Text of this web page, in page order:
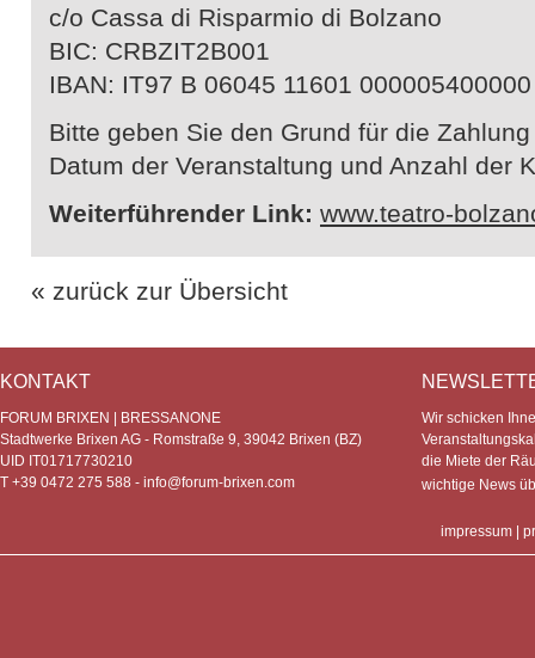
c/o Cassa di Risparmio di Bolzano
BIC: CRBZIT2B001
IBAN: IT97 B 06045 11601 000005400000
Bitte geben Sie den Grund für die
Datum der Veranstaltung und Anzahl der
Weiterführender Link: www.teatro-
« zurück zur Übersicht
KONTAKT
FORUM BRIXEN | BRESSANONE
Stadtwerke Brixen AG - Romstraße 9, 39042 Brixen (BZ)
UID IT01717730210
T +39 0472 275 588 - info@forum-brixen.com
Wir schicken
die Miete der
wichtige News
impressum